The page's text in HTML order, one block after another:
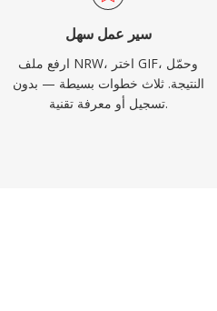
سير عمل سهل
ارفع ملف NRW، اختر GIF، وحمّل
النتيجة. ثلاث خطوات بسيطة — بدون
تسجيل أو معرفة تقنية.